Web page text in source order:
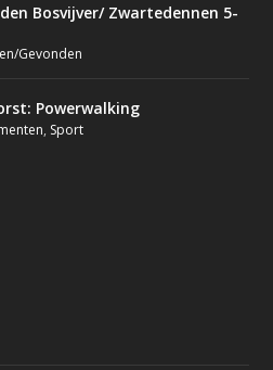
Bosvijver/ Zwartedennen 5-
Gevonden
Powerwalking
, Sport